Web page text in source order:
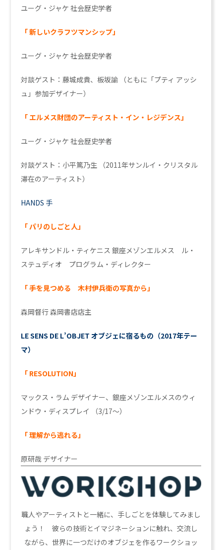
ユーグ・ジャケ社会歴史学者
「 新しいクラフツマンシップ」
ユーグ・ジャケ社会歴史学者
対談ゲスト：藤城成貴、板坂諭
（ともに「プティ アッシ
ュ」参加デザイナー）
「 エルメス財団のアーティスト・イン・レジデンス」
ユーグ・ジャケ社会歴史学者
対談ゲスト：小平篤乃生
（2011年サンルイ・クリスタル
滞在のアーティスト）
HANDS 手
「 パリのしごと人」
アレキサンドル・ティケニス銀座メゾンエルメス ル・
ステュディオ プログラム・ディレクター
「 手を見つめる 木村伊兵衛の写真から」
森岡督行森岡書店店主
LE SENS DE L’OBJETオブジェに宿るもの（2017年テー
マ）
「 RESOLUTION」
マックス・ラム デザイナー、銀座メゾンエルメスのウィ
ンドウ・ディスプレイ （3/17～）
「 理解から逃れる」
原研哉 デザイナー
職人やアーティストと一緒に、手しごとを体験してみまし
ょう！ 彼らの技術とイマジネーションに触れ、交流し
ながら、世界に一つだけのオブジェを作るワークショッ